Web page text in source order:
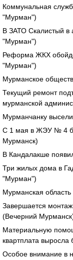
Коммунальная
"Мурман")
В ЗАТО Скалистый в
"Мурман")
Реформа ЖКХ
"Мурман")
Мурманское
Текущий ремонт
мурманской
Мурманчанку
С 1 мая в ЖЭУ № 4
Мурманск)
В Кандалакше
Три жилых дома в
"Мурман")
Мурманская
Завершается
(Вечерний
Материальную
квартплата
Особое внимание в